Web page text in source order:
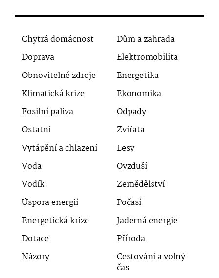
Chytrá domácnost
Dům a zahrada
Doprava
Elektromobilita
Obnovitelné zdroje
Energetika
Klimatická krize
Ekonomika
Fosilní paliva
Odpady
Ostatní
Zvířata
Vytápění a chlazení
Lesy
Voda
Ovzduší
Vodík
Zemědělství
Úspora energií
Počasí
Energetická krize
Jaderná energie
Dotace
Příroda
Názory
Cestování a volný
čas